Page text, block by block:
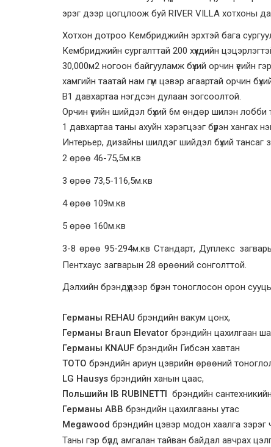
эрэг дээр цогцлоож буй RIVER VILLA хотхоны
Хотхон дотроо Кембриджийн эрхтэй бага
Кембриджийн сургалттай 200 хүүхдийн
30,000м2 ногоон байгууламж бүхий орчин үеийн
хамгийн таатай нам гүм цэвэр агаартай орчин
В1 давхартаа нэгдсэн дулаан зогсоолтой.
Орчин үеийн шийдэл бүхий 6м өндөр шилэн лобби
1 давхартаа таны ахуйн хэрэгцээг бүрэн хангах
Интерьер, дизайны шилдэг шийдэл бүхий тансаг
2 өрөө 46-75,5м.кв
3 өрөө 73,5-116,5м.кв
4 өрөө 109м.кв
5 өрөө 160м.кв
3-8 өрөө 95-294м.кв Стандарт, Дуплекс
Пентхаус загварын 28 өрөөний сонголттой.
Дэлхийн брэндүүдээр бүрэн тоноглосон орон
Германы REHAU брэндийн вакум цонх,
Германы Braun Elevator брэндийн цахилгаан
Германы KNAUF брэндийн Гибсэн хавтан
ТОТО брэндийн ариун цэврийн өрөөний
LG Hausys брэндийн ханын цаас,
Польшийн
IB RUBINETTI
брэндийн
Германы ABB брэндийн цахилгааны утас
Megawood брэндийн цэвэр модон хаалга зэрэг
Таны гэр бүлд амгалан тайван байдал авчрах